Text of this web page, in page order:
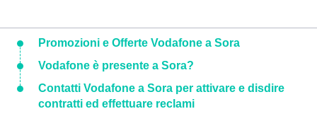
Promozioni e Offerte Vodafone a Sora
Vodafone è presente a Sora?
Contatti Vodafone a Sora per attivare e disdire
contratti ed effettuare reclami